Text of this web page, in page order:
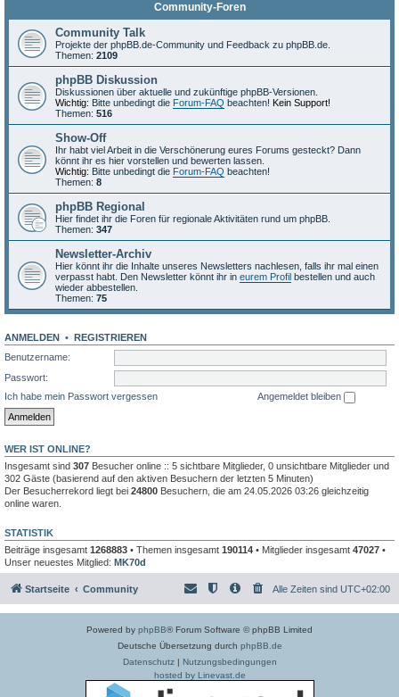
Community-Foren
Community Talk
Projekte der phpBB.de-Community und Feedback zu phpBB.de.
Themen: 2109
phpBB Diskussion
Diskussionen über aktuelle und zukünftige phpBB-Versionen.
Wichtig: Bitte unbedingt die Forum-FAQ beachten! Kein Support!
Themen: 516
Show-Off
Ihr habt viel Arbeit in die Verschönerung eures Forums gesteckt? Dann
könnt ihr es hier vorstellen und bewerten lassen.
Wichtig: Bitte unbedingt die Forum-FAQ beachten!
Themen: 8
phpBB Regional
Hier findet ihr die Foren für regionale Aktivitäten rund um phpBB.
Themen: 347
Newsletter-Archiv
Hier könnt ihr die Inhalte unseres Newsletters nachlesen, falls ihr mal einen
verpasst habt. Den Newsletter könnt ihr in eurem Profil bestellen und auch
wieder abbestellen.
Themen: 75
ANMELDEN • REGISTRIEREN
Benutzername:
Passwort:
Ich habe mein Passwort vergessen
Angemeldet bleiben
WER IST ONLINE?
Insgesamt sind 307 Besucher online :: 5 sichtbare Mitglieder, 0 unsichtbare Mitglieder und
302 Gäste (basierend auf den aktiven Besuchern der letzten 5 Minuten)
Der Besucherrekord liegt bei 24800 Besuchern, die am 24.05.2026 03:26 gleichzeitig
online waren.
STATISTIK
Beiträge insgesamt 1268883 • Themen insgesamt 190114 • Mitglieder insgesamt 47027 •
Unser neuestes Mitglied: MK70d
Startseite Community Alle Zeiten sind UTC+02:00
Powered by phpBB® Forum Software © phpBB Limited
Deutsche Übersetzung durch phpBB.de
Datenschutz| Nutzungsbedingungen
hosted by Linevast.de